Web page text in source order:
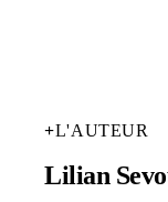
+L'AUTEUR
Lilian